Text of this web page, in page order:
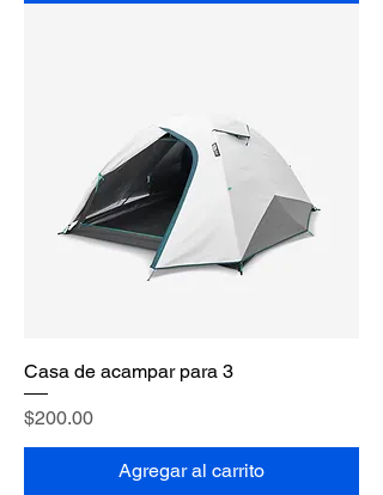
Casa de acampar para 3
Precio
$200.00
Agregar al carrito